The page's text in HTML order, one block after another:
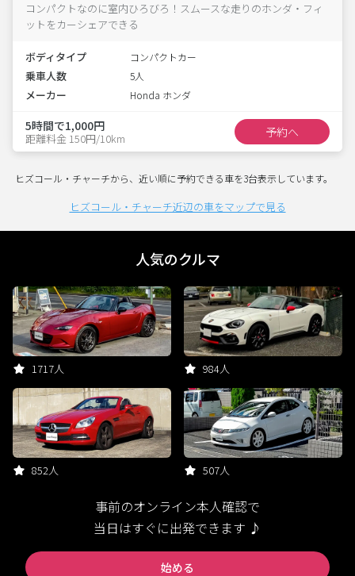
コンパクトなのに室内ひろびろ！スムースな走りのホンダ・フィ
ットをカーシェアできる
ボディタイプ コンパクトカー
乗車人数 5人
メーカー Honda ホンダ
5時間で1,000円
距離料金 150円/10km 予約へ
ヒズコール・チャーチから、近い順に予約できる車を3台表示しています。
ヒズコール・チャーチ近辺の車をマップで見る
人気のクルマ
1717人 984人
852人 507人
事前のオンライン本人確認で
当日はすぐに出発できます ♪
始める